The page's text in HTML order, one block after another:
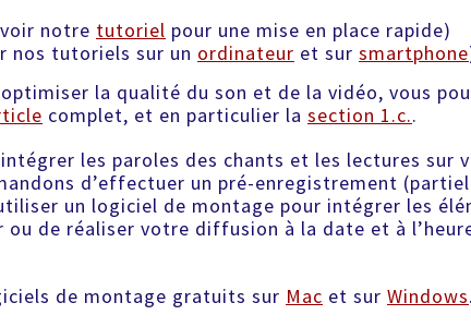
notre tutoriel pour une mise en place rapide)
nos tutoriels sur un ordinateur et sur smartphone
la qualité du son et de la vidéo, vous
complet, et en particulier la section 1.c..
les paroles des chants et les lectures sur
d’effectuer un pré-enregistrement
un logiciel de montage pour intégrer les
de réaliser votre diffusion à la date et à
de montage gratuits sur Mac et sur Windows.